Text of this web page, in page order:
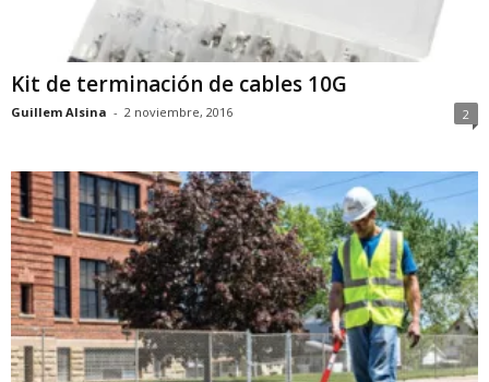
Kit de terminación de cables 10G
Guillem Alsina - 2 noviembre, 2016 2